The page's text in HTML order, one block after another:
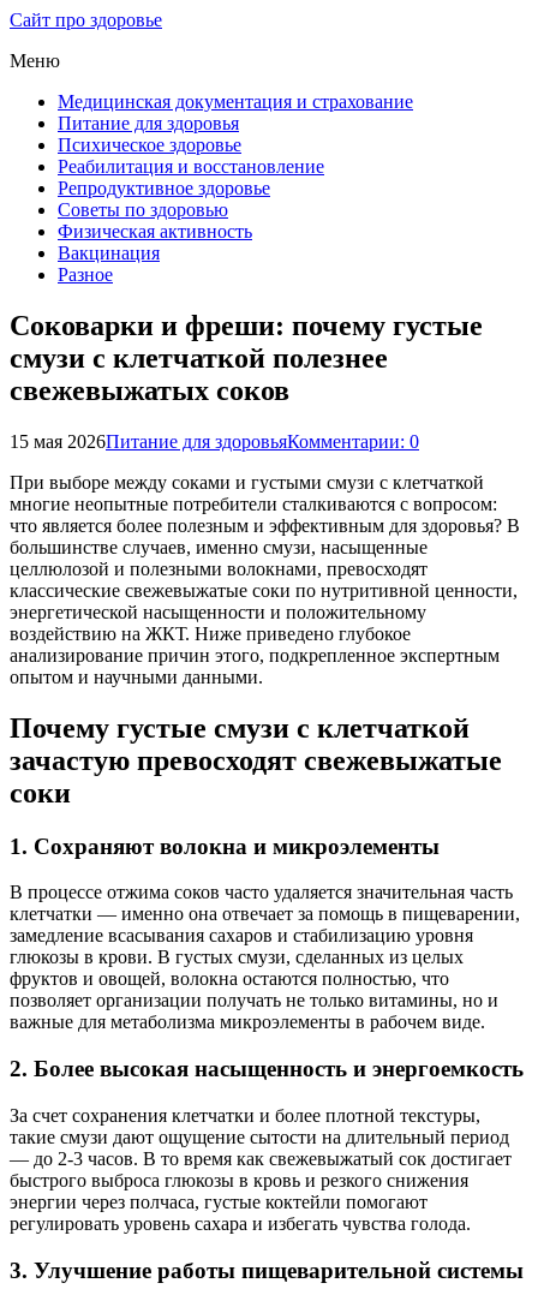
Сайт про здоровье
Меню
Медицинская документация и страхование
Питание для здоровья
Психическое здоровье
Реабилитация и восстановление
Репродуктивное здоровье
Советы по здоровью
Физическая активность
Вакцинация
Разное
Соковарки и фреши: почему густые
смузи с клетчаткой полезнее
свежевыжатых соков
15 мая 2026Питание для здоровьяКомментарии: 0
При выборе между соками и густыми смузи с клетчаткой
многие неопытные потребители сталкиваются с вопросом:
что является более полезным и эффективным для здоровья? В
большинстве случаев, именно смузи, насыщенные
целлюлозой и полезными волокнами, превосходят
классические свежевыжатые соки по нутритивной ценности,
энергетической насыщенности и положительному
воздействию на ЖКТ. Ниже приведено глубокое
анализирование причин этого, подкрепленное экспертным
опытом и научными данными.
Почему густые смузи с клетчаткой
зачастую превосходят свежевыжатые
соки
1. Сохраняют волокна и микроэлементы
В процессе отжима соков часто удаляется значительная часть
клетчатки — именно она отвечает за помощь в пищеварении,
замедление всасывания сахаров и стабилизацию уровня
глюкозы в крови. В густых смузи, сделанных из целых
фруктов и овощей, волокна остаются полностью, что
позволяет организации получать не только витамины, но и
важные для метаболизма микроэлементы в рабочем виде.
2. Более высокая насыщенность и энергоемкость
За счет сохранения клетчатки и более плотной текстуры,
такие смузи дают ощущение сытости на длительный период
— до 2-3 часов. В то время как свежевыжатый сок достигает
быстрого выброса глюкозы в кровь и резкого снижения
энергии через полчаса, густые коктейли помогают
регулировать уровень сахара и избегать чувства голода.
3. Улучшение работы пищеварительной системы